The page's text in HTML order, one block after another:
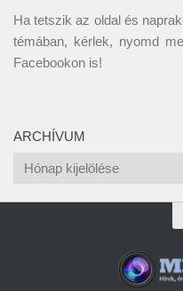
Ha tetszik az oldal és
témában, kérlek, nyomd
Facebookon is!
ARCHÍVUM
Archívum